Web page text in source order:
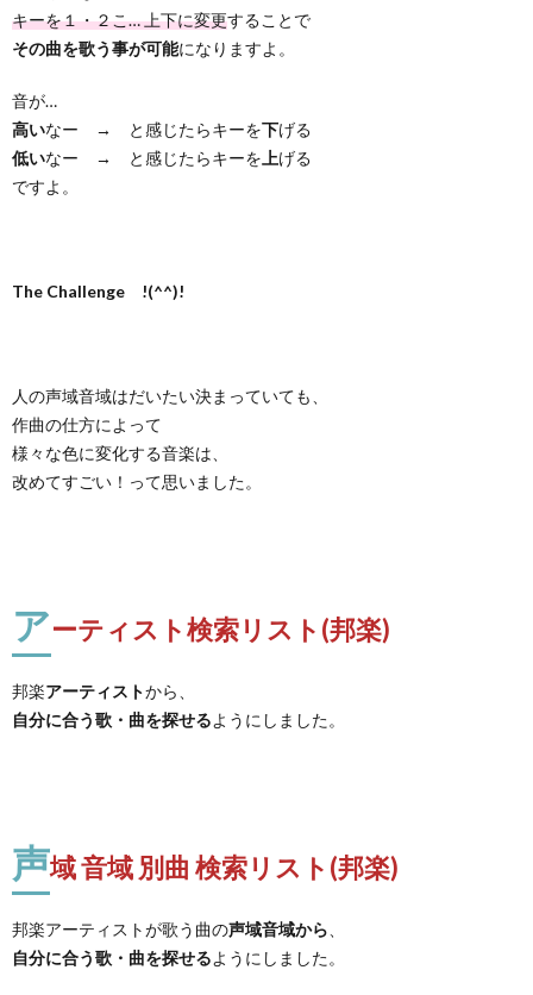
キーを１・２こ… 上下に変更することで
その曲を歌う事が可能になりますよ。
音が…
高いなー → と感じたらキーを下げる
低いなー → と感じたらキーを 上げる
ですよ。
The Challenge !(^^)!
人の声域音域はだいたい決まっていても、
作曲の仕方によって
様々な色に変化する音楽は、
改めてすごい！って思いました。
アーティスト検索リスト(邦楽)
邦楽アーティストから、
自分に合う歌・曲を探せるようにしました。
声域 音域 別曲 検索リスト(邦楽)
邦楽アーティストが歌う曲の声域音域から
自分に合う歌・曲を探せるようにしました。